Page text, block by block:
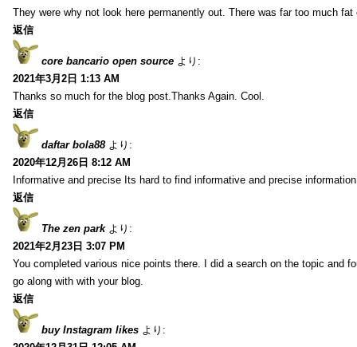
They were why not look here permanently out. There was far too much fat
返信
core bancario open source より:
2021年3月2日 1:13 AM
Thanks so much for the blog post.Thanks Again. Cool.
返信
daftar bola88 より:
2020年12月26日 8:12 AM
Informative and precise Its hard to find informative and precise
返信
The zen park より:
2021年2月23日 3:07 PM
You completed various nice points there. I did a search on the topic and
go along with with your blog.
返信
buy Instagram likes より: